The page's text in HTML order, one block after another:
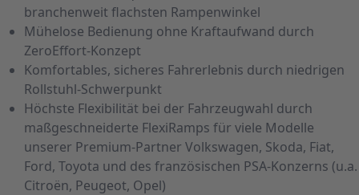
branchenweit flachsten Rampenwinkel
Mühelose Bedienung ohne Kraftaufwand durch
ZeroEffort-Konzept
Komfortables, sicheres Fahrerlebnis durch niedrigen
Rollstuhl-Schwerpunkt
Höchste Flexibilität bei der Fahrzeugwahl durch
maßgeschneiderte FlexiRamps für viele Modelle
unserer Premium-Partner Volkswagen, Skoda, Fiat,
Ford, Toyota und des französischen PSA-Konzerns (u.a.
Citroën, Peugeot, Opel)